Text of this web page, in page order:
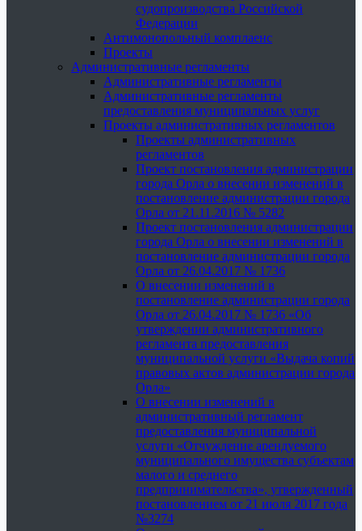
судопроизводства Российской
Федерации
Антимонопольный комплаенс
Проекты
Административные регламенты
Административные регламенты
Административные регламенты
предоставления муниципальных услуг
Проекты административных регламентов
Проекты административных
регламентов
Проект постановления администрации
города Орла о внесении изменений в
постановление администрации города
Орла от 21.11.2016 № 5282
Проект постановления администрации
города Орла о внесении изменений в
постановление администрации города
Орла от 26.04.2017 № 1736
О внесении изменений в
постановление администрации города
Орла от 26.04.2017 № 1736 «Об
утверждении административного
регламента предоставления
муниципальной услуги «Выдача копий
правовых актов администрации города
Орла»
О внесении изменений в
административный регламент
предоставления муниципальной
услуги «Отчуждение арендуемого
муниципального имущества субъектам
малого и среднего
предпринимательства», утвержденный
постановлением от 21 июля 2017 года
№3274